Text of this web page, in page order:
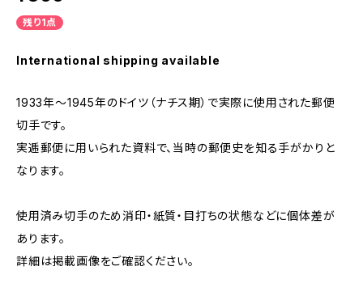
残り1点
International shipping available
1933年～1945年のドイツ（ナチス期）で実際に使用された郵便
切手です。
実逓郵便に用いられた資料で、当時の郵便史を知る手がかりと
なります。
使用済み切手のため消印・紙質・目打ちの状態などに個体差が
あります。
詳細は掲載画像をご確認ください。